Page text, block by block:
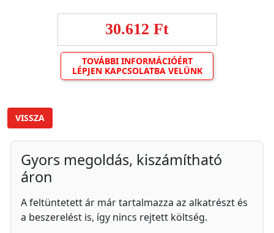
30.612 Ft
TOVÁBBI INFORMÁCIÓÉRT
LÉPJEN KAPCSOLATBA VELÜNK
VISSZA
Gyors megoldás, kiszámítható
áron
A feltüntetett ár már tartalmazza az alkatrészt és
a beszerelést is, így nincs rejtett költség.